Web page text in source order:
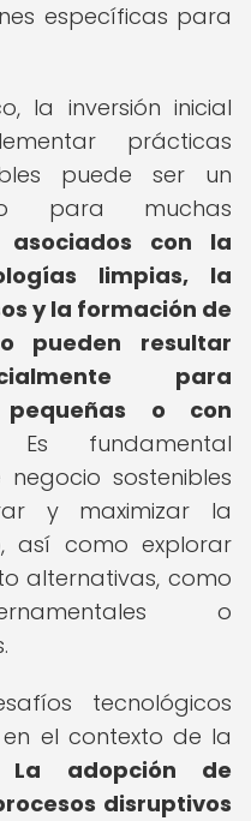
específicas para
la inversión inicial
prácticas
puede ser un
para muchas
asociados con la
limpias, la
y la formación de
pueden resultar
para
pequeñas o con
Es fundamental
sostenibles
y maximizar la
así como explorar
alternativas, como
o
tecnológicos
el contexto de la
La adopción de
disruptivos